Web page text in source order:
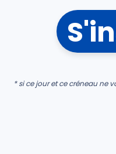
* si ce jour et ce créneau ne